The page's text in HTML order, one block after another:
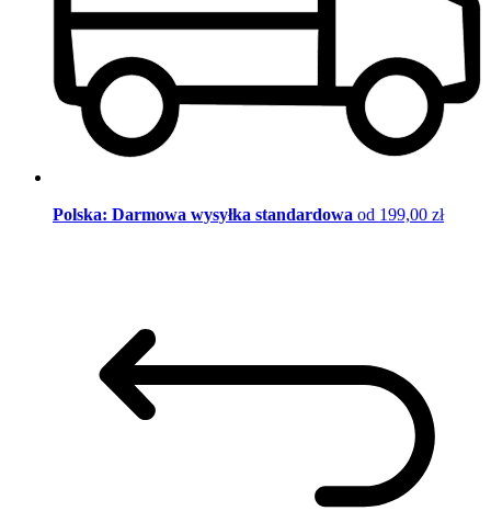
Polska: Darmowa wysyłka standardowa od 199,00 zł